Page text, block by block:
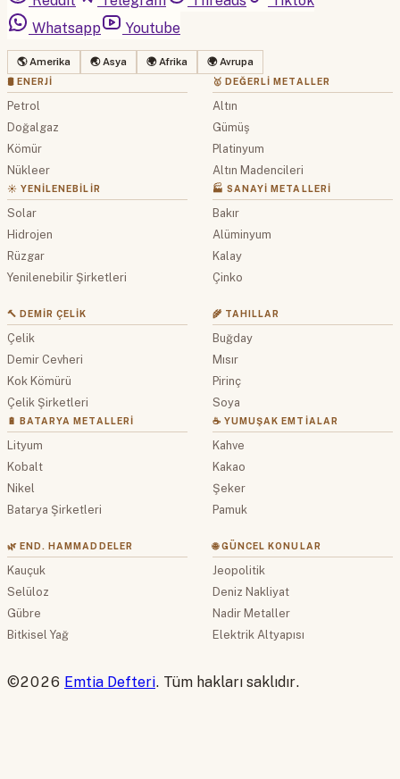
Whatsapp
Youtube
🌎 Amerika 🌏 Asya 🌍 Afrika 🌍 Avrupa
🛢 ENERJI
Petrol
Doğalgaz
Kömür
Nükleer
☀️ YENILENEBILIR
Solar
Hidrojen
Rüzgar
Yenilenebilir Şirketleri
🥇 DEĞERLI METALLER
Altın
Gümüş
Platinyum
Altın Madencileri
🏭 SANAYI METALLERI
Bakır
Alüminyum
Kalay
Çinko
🔨 DEMIR ÇELIK
Çelik
Demir Cevheri
Kok Kömürü
Çelik Şirketleri
🔋 BATARYA METALLERI
Lityum
Kobalt
Nikel
Batarya Şirketleri
🌾 TAHILLAR
Buğday
Mısır
Pirinç
Soya
☕ YUMUŞAK EMTIALAR
Kahve
Kakao
Şeker
Pamuk
🌿 END. HAMMADDELER
Kauçuk
Selüloz
Gübre
Bitkisel Yağ
🌐 GÜNCEL KONULAR
Jeopolitik
Deniz Nakliyat
Nadir Metaller
Elektrik Altyapısı
©2026 Emtia Defteri. Tüm hakları saklıdır.